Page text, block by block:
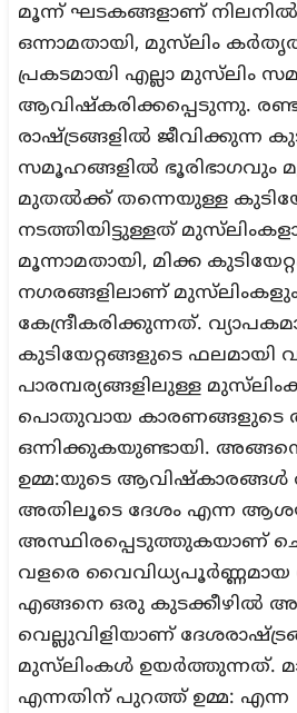
മൂന്ന് ഘടകങ്ങളാണ്
ഒന്നാമതായി, മുസ്‌ലിം
പ്രകടമായി എല്ലാ മുസ്‌ലിം
ആവിഷ്‌കരിക്കപ്പെടുന്നു.
രാഷ്ട്രങ്ങളില്‍ ജീവിക്കുന്ന
സമൂഹങ്ങളില്‍ ഭൂരിഭാഗവും
മുതല്‍ക്ക് തന്നെയുള്ള
നടത്തിയിട്ടുള്ളത്
മൂന്നാമതായി, മിക്ക
നഗരങ്ങളിലാണ് മുസ്‌ലിംകളും
കേന്ദ്രീകരിക്കുന്നത്.
കുടിയേറ്റങ്ങളുടെ ഫലമായി
പാരമ്പര്യങ്ങളിലുള്ള
പൊതുവായ കാരണങ്ങളുടെ
ഒന്നിക്കുകയുണ്ടായി.
ഉമ്മ:യുടെ ആവിഷ്‌കാരങ്ങള്‍
അതിലൂടെ ദേശം എന്ന
അസ്ഥിരപ്പെടുത്തുകയാണ്
വളരെ
എങ്ങനെ ഒരു കുടക്കീഴില്‍
വെല്ലുവിളിയാണ്
മുസ്‌ലിംകള്‍ ഉയര്‍ത്തുന്നത്.
എന്നതിന് പുറത്ത് ഉമ്മ: എന്ന